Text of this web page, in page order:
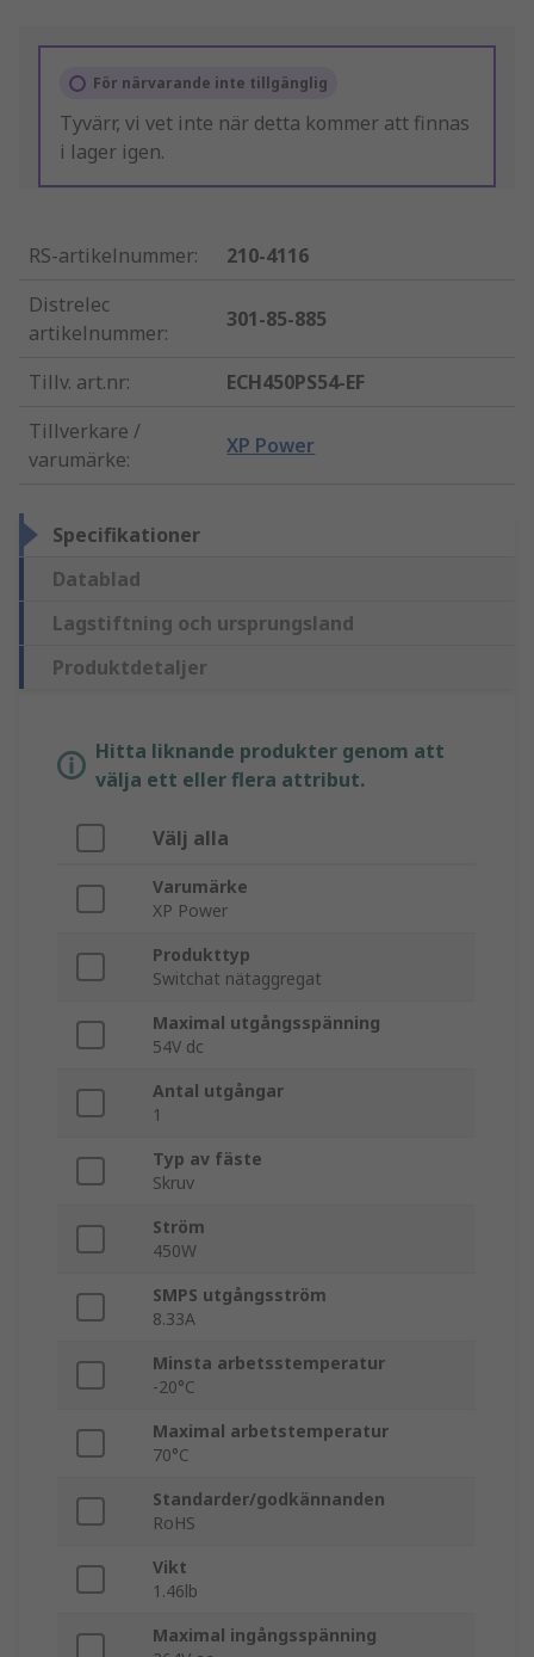
För närvarande inte tillgänglig
Tyvärr, vi vet inte när detta kommer att finnas
i lager igen.
RS-artikelnummer:
210-4116
Distrelec
artikelnummer:
301-85-885
Tillv. art.nr:
ECH450PS54-EF
Tillverkare /
varumärke:
XP Power
Specifikationer
Datablad
Lagstiftning och ursprungsland
Produktdetaljer
Hitta liknande produkter genom att
välja ett eller flera attribut.
Välj alla
Varumärke
XP Power
Produkttyp
Switchat nätaggregat
Maximal utgångsspänning
54V dc
Antal utgångar
1
Typ av fäste
Skruv
Ström
450W
SMPS utgångsström
8.33A
Minsta arbetsstemperatur
-20°C
Maximal arbetstemperatur
70°C
Standarder/godkännanden
RoHS
Vikt
1.46lb
Maximal ingångsspänning